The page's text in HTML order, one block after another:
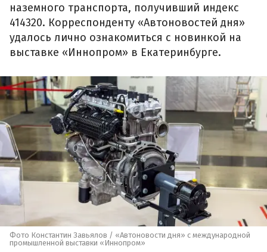
наземного транспорта, получивший индекс
414320. Корреспонденту «Автоновостей дня»
удалось лично ознакомиться с новинкой на
выставке «Иннопром» в Екатеринбурге.
Фото Константин Завьялов / «Автоновости дня» с международной
промышленной выставки «Иннопром»